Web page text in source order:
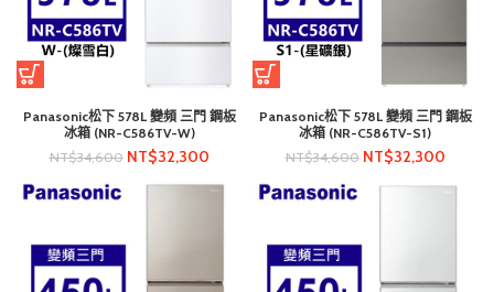
Panasonic松下 578L 變頻 三門 鋼板
冰箱 (NR-C586TV-W)
NT$34,600 NT$32,300
Panasonic松下 578L 變頻 三門 鋼板
冰箱 (NR-C586TV-S1)
NT$34,600 NT$32,300